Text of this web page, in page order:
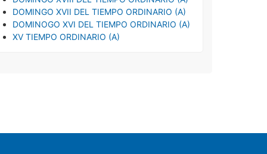
DOMINGO XVII DEL TIEMPO ORDINARIO (A)
DOMINOGO XVI DEL TIEMPO ORDINARIO (A)
XV TIEMPO ORDINARIO (A)